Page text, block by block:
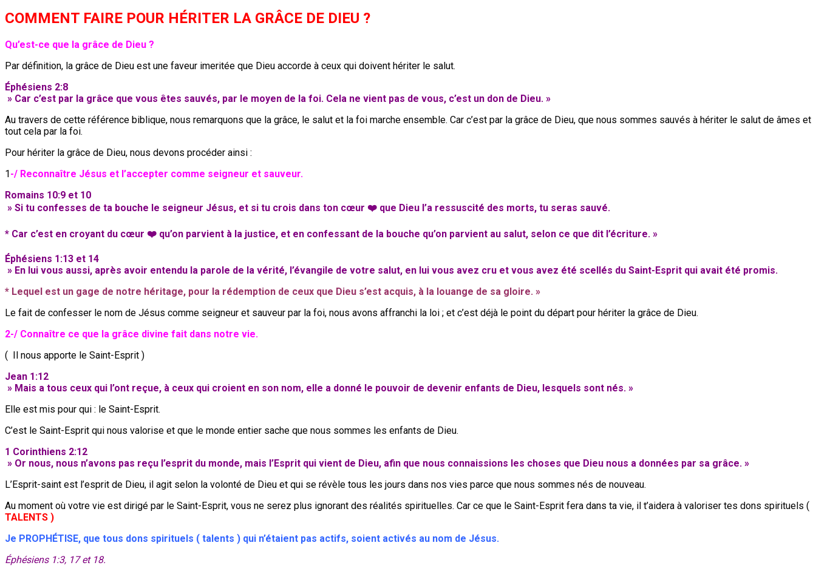
COMMENT FAIRE POUR HÉRITER LA GRÂCE DE DIEU ?
Qu’est-ce que la grâce de Dieu ?
Par définition, la grâce de Dieu est une faveur imeritée que Dieu accorde à ceux qui doivent hériter le salut.
Éphésiens 2:8
» Car c’est par la grâce que vous êtes sauvés, par le moyen de la foi. Cela ne vient pas de vous, c’est un don de Dieu. »
Au travers de cette référence biblique, nous remarquons que la grâce, le salut et la foi marche ensemble. Car c’est par la grâce de Dieu, que nous sommes sauvés à hériter le salut de âmes et
tout cela par la foi.
Pour hériter la grâce de Dieu, nous devons procéder ainsi :
1-/ Reconnaître Jésus et l’accepter comme seigneur et sauveur.
Romains 10:9 et 10
» Si tu confesses de ta bouche le seigneur Jésus, et si tu crois dans ton cœur ❤️ que Dieu l’a ressuscité des morts, tu seras sauvé.
* Car c’est en croyant du cœur ❤️ qu’on parvient à la justice, et en confessant de la bouche qu’on parvient au salut, selon ce que dit l’écriture. »
Éphésiens 1:13 et 14
» En lui vous aussi, après avoir entendu la parole de la vérité, l’évangile de votre salut, en lui vous avez cru et vous avez été scellés du Saint-Esprit qui avait été promis.
* Lequel est un gage de notre héritage, pour la rédemption de ceux que Dieu s’est acquis, à la louange de sa gloire. »
Le fait de confesser le nom de Jésus comme seigneur et sauveur par la foi, nous avons affranchi la loi ; et c’est déjà le point du départ pour hériter la grâce de Dieu.
2-/ Connaître ce que la grâce divine fait dans notre vie.
( Il nous apporte le Saint-Esprit )
Jean 1:12
» Mais a tous ceux qui l’ont reçue, à ceux qui croient en son nom, elle a donné le pouvoir de devenir enfants de Dieu, lesquels sont nés. »
Elle est mis pour qui : le Saint-Esprit.
C’est le Saint-Esprit qui nous valorise et que le monde entier sache que nous sommes les enfants de Dieu.
1 Corinthiens 2:12
» Or nous, nous n’avons pas reçu l’esprit du monde, mais l’Esprit qui vient de Dieu, afin que nous connaissions les choses que Dieu nous a données par sa grâce. »
L’Esprit-saint est l’esprit de Dieu, il agit selon la volonté de Dieu et qui se révèle tous les jours dans nos vies parce que nous sommes nés de nouveau.
Au moment où votre vie est dirigé par le Saint-Esprit, vous ne serez plus ignorant des réalités spirituelles. Car ce que le Saint-Esprit fera dans ta vie, il t’aidera à valoriser tes dons spirituels (
TALENTS )
Je PROPHÉTISE, que tous dons spirituels ( talents ) qui n’étaient pas actifs, soient activés au nom de Jésus.
Éphésiens 1:3, 17 et 18.